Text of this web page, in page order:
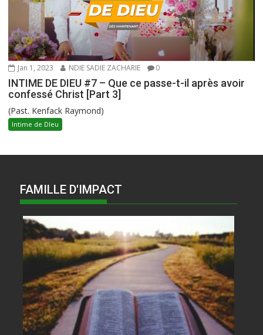
Jan 1, 2023 NDIE SADIE ZACHARIE 0
INTIME DE DIEU #7 – Que ce passe-t-il après avoir
confessé Christ [Part 3]
(Past. Kenfack Raymond)
Intime de DIeu
FAMILLE D'IMPACT